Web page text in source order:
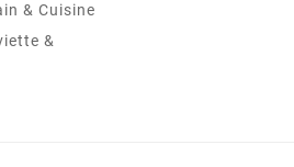
& Cuisine
&